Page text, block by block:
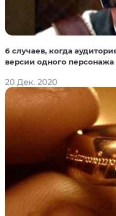
6 случаев, когда
версии одного персонажа
20 Дек. 2020